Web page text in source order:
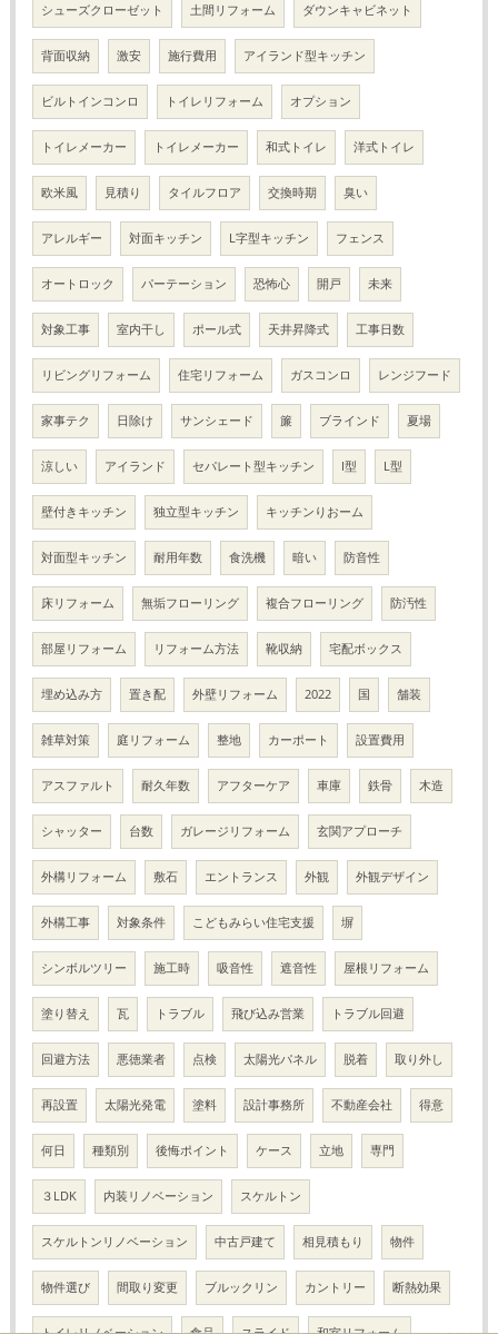
シューズクローゼット 土間リフォーム ダウンキャビネット
背面収納 激安 施行費用 アイランド型キッチン
ビルトインコンロ トイレリフォーム オプション
トイレメーカー トイレメーカー 和式トイレ 洋式トイレ
欧米風 見積り タイルフロア 交換時期 臭い
アレルギー 対面キッチン L字型キッチン フェンス
オートロック パーテーション 恐怖心 開戸 未来
対象工事 室内干し ポール式 天井昇降式 工事日数
リビングリフォーム 住宅リフォーム ガスコンロ レンジフード
家事テク 日除け サンシェード 簾 ブラインド 夏場
涼しい アイランド セパレート型キッチン I型 L型
壁付きキッチン 独立型キッチン キッチンりおーム
対面型キッチン 耐用年数 食洗機 暗い 防音性
床リフォーム 無垢フローリング 複合フローリング 防汚性
部屋リフォーム リフォーム方法 靴収納 宅配ボックス
埋め込み方 置き配 外壁リフォーム 2022 国 舗装
雑草対策 庭リフォーム 整地 カーポート 設置費用
アスファルト 耐久年数 アフターケア 車庫 鉄骨 木造
シャッター 台数 ガレージリフォーム 玄関アプローチ
外構リフォーム 敷石 エントランス 外観 外観デザイン
外構工事 対象条件 こどもみらい住宅支援 塀
シンボルツリー 施工時 吸音性 遮音性 屋根リフォーム
塗り替え 瓦 トラブル 飛び込み営業 トラブル回避
回避方法 悪徳業者 点検 太陽光パネル 脱着 取り外し
再設置 太陽光発電 塗料 設計事務所 不動産会社 得意
何日 種類別 後悔ポイント ケース 立地 専門
３LDK 内装リノベーション スケルトン
スケルトンリノベーション 中古戸建て 相見積もり 物件
物件選び 間取り変更 ブルックリン カントリー 断熱効果